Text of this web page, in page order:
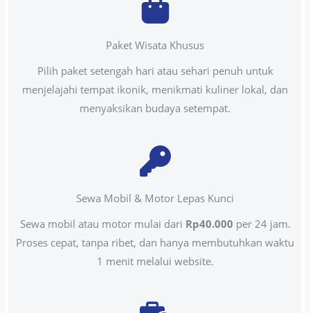
Paket Wisata Khusus
Pilih paket setengah hari atau sehari penuh untuk
menjelajahi tempat ikonik, menikmati kuliner lokal, dan
menyaksikan budaya setempat.
Sewa Mobil & Motor Lepas Kunci
Sewa mobil atau motor mulai dari Rp40.000 per 24 jam.
Proses cepat, tanpa ribet, dan hanya membutuhkan waktu
1 menit melalui website.